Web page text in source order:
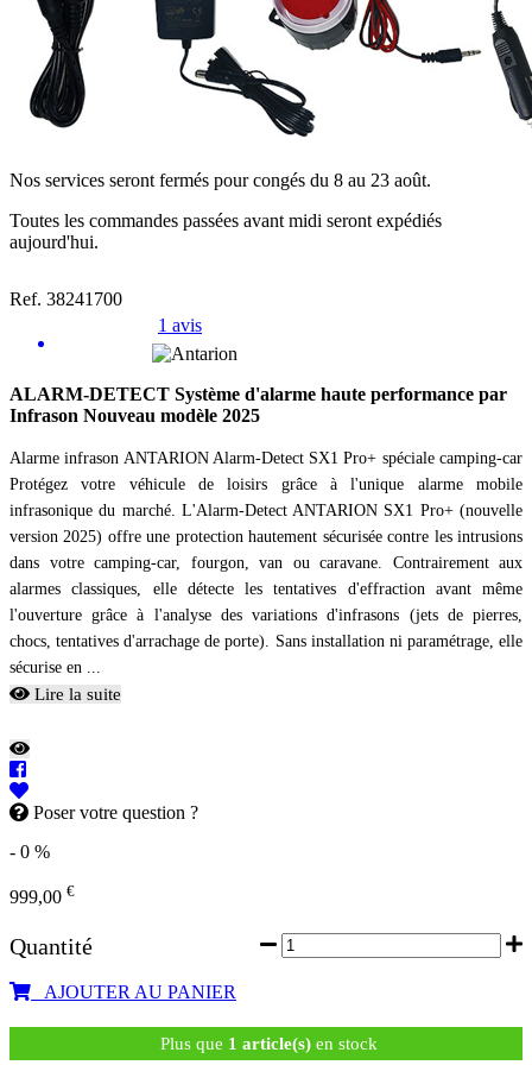
Nos services seront fermés pour congés du 8 au 23 août.
Toutes les commandes passées avant midi seront expédiés
aujourd'hui.
Ref. 38241700
1 avis
ALARM-DETECT Système d'alarme haute performance par
Infrason Nouveau modèle 2025
Alarme infrason ANTARION Alarm-Detect SX1 Pro+ spéciale camping-car
Protégez votre véhicule de loisirs grâce à l'unique alarme mobile
infrasonique du marché. L'Alarm-Detect ANTARION SX1 Pro+ (nouvelle
version 2025) offre une protection hautement sécurisée contre les intrusions
dans votre camping-car, fourgon, van ou caravane. Contrairement aux
alarmes classiques, elle détecte les tentatives d'effraction avant même
l'ouverture grâce à l'analyse des variations d'infrasons (jets de pierres,
chocs, tentatives d'arrachage de porte). Sans installation ni paramétrage, elle
sécurise en ...
Lire la suite
Poser votre question ?
- 0 %
999,00 €
Quantité
AJOUTER AU PANIER
Plus que 1 article(s)en stock